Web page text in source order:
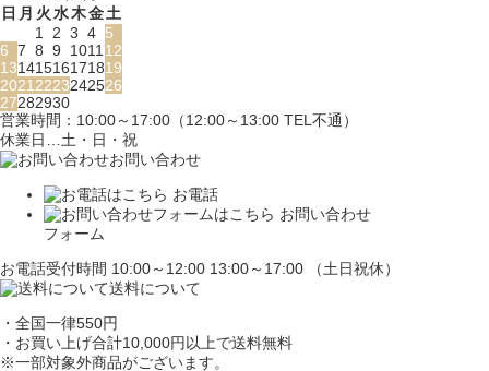
日 月 火水木金土
1 2 3 4 5
6 7 8 9 101112
13141516171819
20212223242526
27282930
営業時間：10:00～17:00（12:00～13:00 TEL不通）
休業日…土・日・祝
お問い合わせ
お電話
お問い合わせ
フォーム
お電話受付時間 10:00～12:00 13:00～17:00 （土日祝休）
送料について
・全国一律550円
・お買い上げ合計10,000円 以上で送料無料
※一部対象外商品がございます。